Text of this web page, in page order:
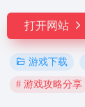
打开网站
游戏下载
# 游戏攻略分享